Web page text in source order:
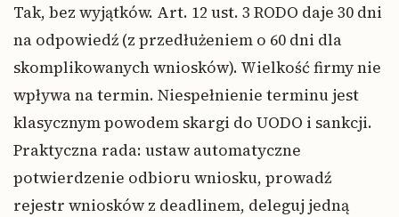
Tak, bez wyjątków. Art. 12 ust. 3 RODO daje 30 dni
na odpowiedź (z przedłużeniem o 60 dni dla
skomplikowanych wniosków). Wielkość firmy nie
wpływa na termin. Niespełnienie terminu jest
klasycznym powodem skargi do UODO i sankcji.
Praktyczna rada: ustaw automatyczne
potwierdzenie odbioru wniosku, prowadź
rejestr wniosków z deadlinem, deleguj jedną